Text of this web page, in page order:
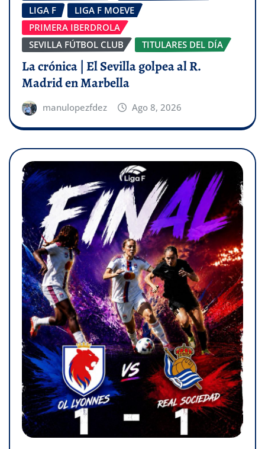
LIGA F
LIGA F MOEVE
PRIMERA IBERDROLA
SEVILLA FÚTBOL CLUB
TITULARES DEL DÍA
La crónica | El Sevilla golpea al R.
Madrid en Marbella
manulopezfdez Ago 8, 2026